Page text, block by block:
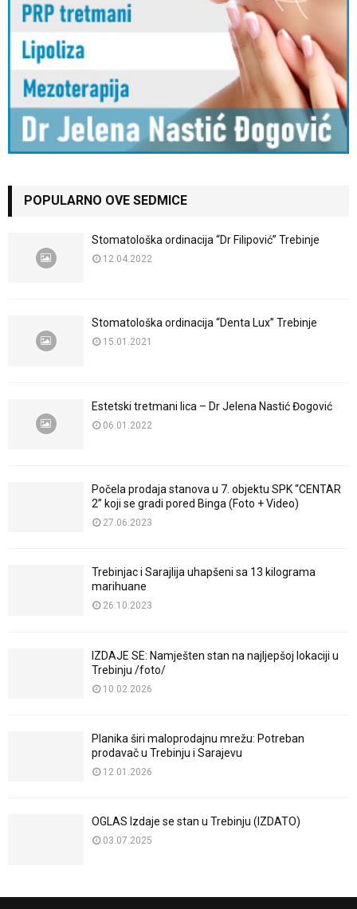
POPULARNO OVE SEDMICE
Stomatološka ordinacija “Dr Filipović” Trebinje
12.04.2022
Stomatološka ordinacija “Denta Lux” Trebinje
15.01.2021
Estetski tretmani lica – Dr Jelena Nastić Đogović
06.01.2022
Počela prodaja stanova u 7. objektu SPK “CENTAR
2” koji se gradi pored Binga (Foto + Video)
27.06.2023
Trebinjac i Sarajlija uhapšeni sa 13 kilograma
marihuane
26.10.2023
IZDAJE SE: Namješten stan na najljepšoj lokaciji u
Trebinju /foto/
10.02.2026
Planika širi maloprodajnu mrežu: Potreban
prodavač u Trebinju i Sarajevu
12.01.2026
OGLAS Izdaje se stan u Trebinju (IZDATO)
03.07.2025